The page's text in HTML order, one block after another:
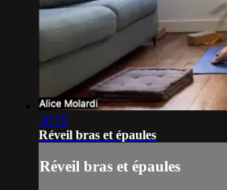
30:55
Réveil bras et épaules
Réveil bras et épaules